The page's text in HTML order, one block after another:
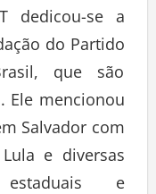
dedicou-se a
do Partido
que são
Ele mencionou
Salvador com
e diversas
estaduais e